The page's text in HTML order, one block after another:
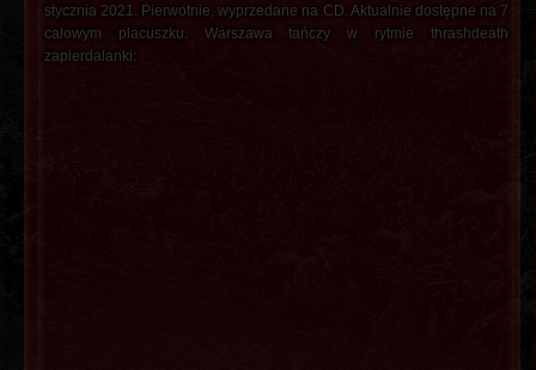
stycznia 2021. Pierwotnie, wyprzedane na CD. Aktualnie dostępne na 7
calowym placuszku. Warszawa tańczy w rytmie thrashdeath
zapierdalanki: